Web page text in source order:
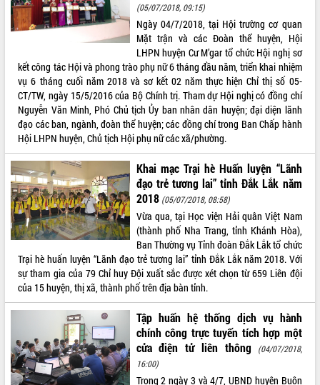
SỞ, BAN, NGÀNH
UBND CÁC XÃ, PHƯỜNG
THÔNG TIN CHỈ ĐẠO ĐIỀU HÀNH
HỆ THỐNG VĂN BẢN
VĂN BẢN HĐND TỈNH
ĐIỂM TIN VĂN BẢN
QUY HOẠCH - KẾ HOẠCH
(05/07/2018, 09:15)
Ngày 04/7/2018, tại Hội trường cơ quan
Mặt trận và các Đoàn thể huyện, Hội
LHPN huyện Cư M’gar tổ chức Hội nghị sơ
kết công tác Hội và phong trào phụ nữ 6 tháng đầu năm, triển khai nhiệm
vụ 6 tháng cuối năm 2018 và sơ kết 02 năm thực hiện Chỉ thị số 05-
CT/TW, ngày 15/5/2016 của Bộ Chính trị. Tham dự Hội nghị có đồng chí
Nguyễn Văn Minh, Phó Chủ tịch Ủy ban nhân dân huyện; đại diện lãnh
đạo các ban, ngành, đoàn thể huyện; các đồng chí trong Ban Chấp hành
Hội LHPN huyện, Chủ tịch Hội phụ nữ các xã/phường.
Khai mạc Trại hè Huấn luyện “Lãnh
đạo trẻ tương lai” tỉnh Đắk Lắk năm
2018 (05/07/2018, 08:58)
Vừa qua, tại Học viện Hải quân Việt Nam
(thành phố Nha Trang, tỉnh Khánh Hòa),
Ban Thường vụ Tỉnh đoàn Đắk Lắk tổ chức
Trại hè huấn luyện “Lãnh đạo trẻ tương lai” tỉnh Đắk Lắk năm 2018. Với
sự tham gia của 79 Chỉ huy Đội xuất sắc được xét chọn từ 659 Liên đội
của 15 huyện, thị xã, thành phố trên địa bàn tỉnh.
Tập huấn hệ thống dịch vụ hành
chính công trực tuyến tích hợp một
cửa điện tử liên thông
(04/07/2018,
16:00)
Trong 2 ngày 3 và 4/7, UBND huyện Buôn